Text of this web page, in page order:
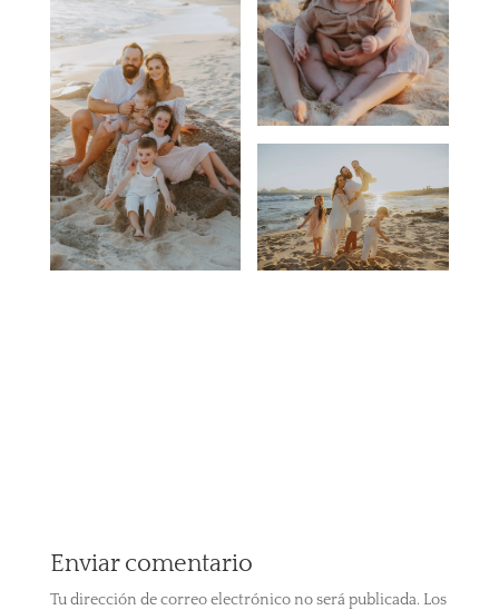
Enviar comentario
Tu dirección de correo electrónico no será publicada. Los